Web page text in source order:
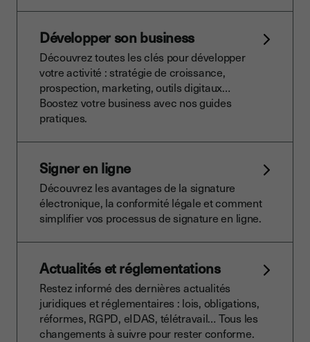
Développer son business
Découvrez toutes les clés pour développer
votre activité : stratégie de croissance,
prospection, marketing, outils digitaux…
Boostez votre business avec nos guides
pratiques.
Signer en ligne
Découvrez les avantages de la signature
électronique, la conformité légale et comment
simplifier vos processus de signature en ligne.
Actualités et réglementations
Restez informé des dernières actualités
juridiques et réglementaires : lois, obligations,
réformes, RGPD, eIDAS, télétravail… Tous les
changements à suivre pour rester conforme.